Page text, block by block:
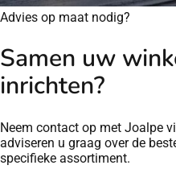
Advies op maat nodig?
Samen uw
inrichten?
Neem contact op met Joalpe
adviseren u graag over de
specifieke assortiment.